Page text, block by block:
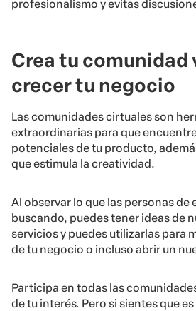
profesionalismo y evitas
Crea tu comunidad
crecer tu negocio
Las comunidades cirtuales son
extraordinarias para que
potenciales de tu producto,
que estimula la creatividad.
Al observar lo que las personas de
buscando, puedes tener ideas de
servicios y puedes utilizarlas para
de tu negocio o incluso abrir un
Participa en todas las
de tu interés. Pero si sientes que